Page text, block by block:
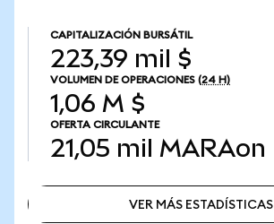
CAPITALIZACIÓN BURSÁTIL
223,39 mil $
VOLUMEN DE OPERACIONES (24 H)
1,06 M $
OFERTA CIRCULANTE
21,05 mil MARAon
VER MÁS ESTADÍSTICAS